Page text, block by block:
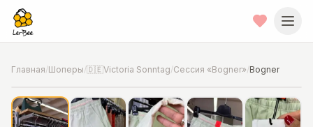
Главная/Шоперы/🇩🇪Victoria Sonntag/Сессия «Bogner»/Bogner
📍Фото от шопера·Дополнительные -30% уже включены в
цену